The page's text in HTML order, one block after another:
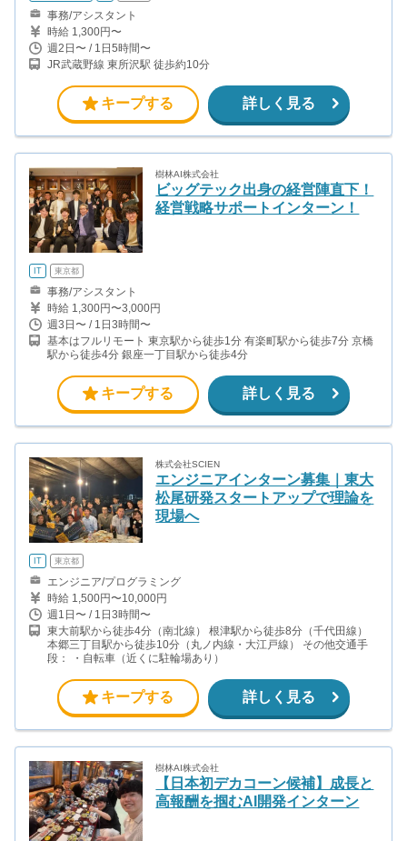
事務/アシスタント
時給 1,300円〜
週2日〜 / 1日5時間〜
JR武蔵野線 東所沢駅 徒歩約10分
キープする 詳しく見る
樹林AI株式会社
ビッグテック出身の経営陣直下！
経営戦略サポートインターン！
IT 東京都
事務/アシスタント
時給 1,300円〜3,000円
週3日〜 / 1日3時間〜
基本はフルリモート 東京駅から徒歩1分 有楽町駅から徒歩7分 京橋
駅から徒歩4分 銀座一丁目駅から徒歩4分
キープする 詳しく見る
株式会社SCIEN
エンジニアインターン募集｜東大
松尾研発スタートアップで理論を
現場へ
IT 東京都
エンジニア/プログラミング
時給 1,500円〜10,000円
週1日〜 / 1日3時間〜
東大前駅から徒歩4分（南北線） 根津駅から徒歩8分（千代田線）
本郷三丁目駅から徒歩10分（丸ノ内線・大江戸線） その他交通手
段： ・自転車（近くに駐輪場あり）
キープする 詳しく見る
樹林AI株式会社
【日本初デカコーン候補】成長と
高報酬を掴むAI開発インターン